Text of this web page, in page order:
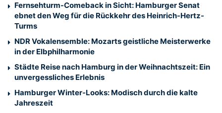
Fernsehturm-Comeback in Sicht: Hamburger Senat
ebnet den Weg für die Rückkehr des Heinrich-Hertz-
Turms
NDR Vokalensemble: Mozarts geistliche Meisterwerke
in der Elbphilharmonie
Städte Reise nach Hamburg in der Weihnachtszeit: Ein
unvergessliches Erlebnis
Hamburger Winter-Looks: Modisch durch die kalte
Jahreszeit